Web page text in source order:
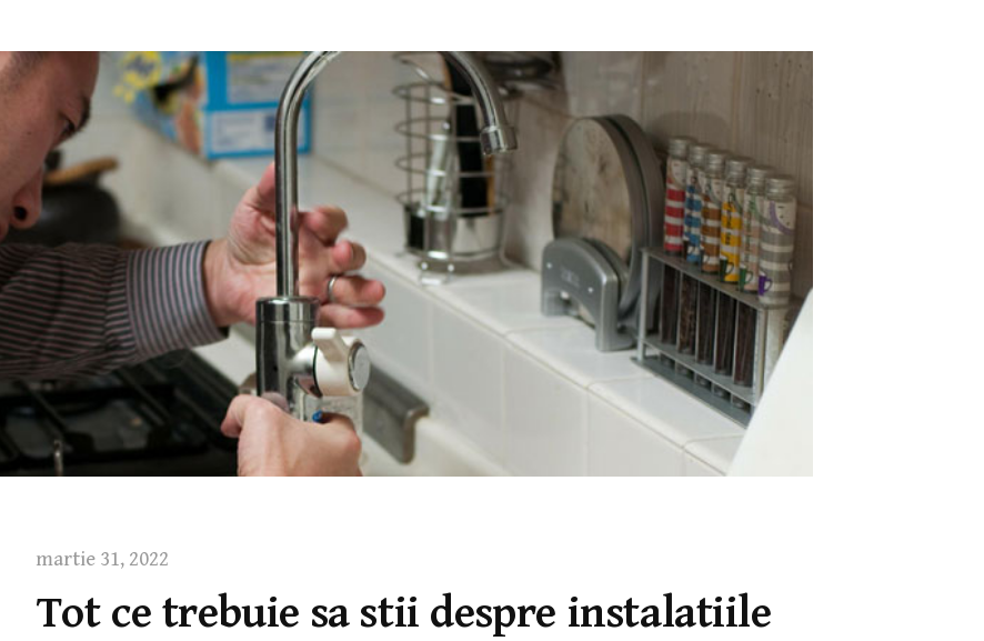
martie 31, 2022
Tot ce trebuie sa stii despre instalatiile